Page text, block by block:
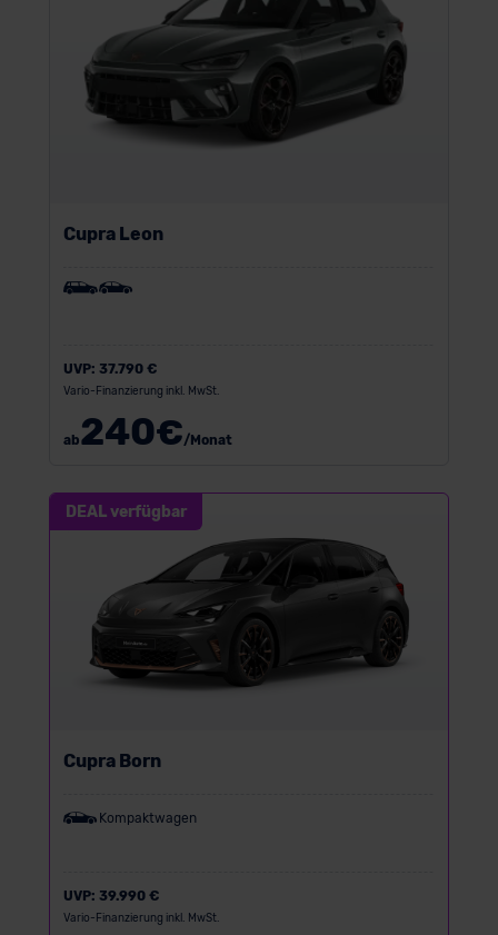
Cupra Leon
UVP: 37.790 €
Vario-Finanzierung inkl. MwSt.
ab240€/Monat
DEAL verfügbar
Cupra Born
Kompaktwagen
UVP: 39.990 €
Vario-Finanzierung inkl. MwSt.